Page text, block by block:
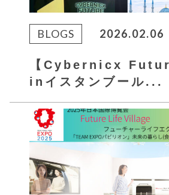
BLOGS 2026.02.06
【Cybernicx
inイスタンブール...